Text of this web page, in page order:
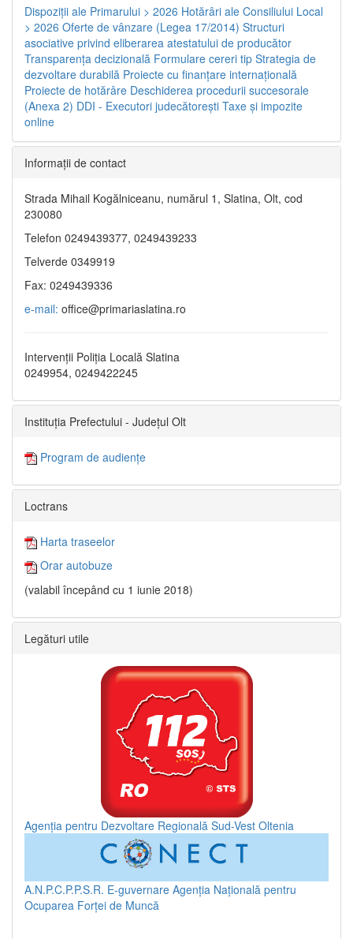
Dispoziţii ale Primarului > 2026 Hotărâri ale Consiliului Local
> 2026 Oferte de vânzare (Legea 17/2014) Structuri
asociative privind eliberarea atestatului de producător
Transparenţa decizională Formulare cereri tip Strategia de
dezvoltare durabilă Proiecte cu finanţare internaţională
Proiecte de hotărâre Deschiderea procedurii succesorale
(Anexa 2) DDI - Executori judecătorești Taxe şi impozite
online
Informaţii de contact
Strada Mihail Kogălniceanu, numărul 1, Slatina, Olt, cod
230080
Telefon 0249439377, 0249439233
Telverde 0349919
Fax: 0249439336
e-mail: office@primariaslatina.ro
Intervenții Poliția Locală Slatina
0249954, 0249422245
Instituția Prefectului - Județul Olt
Program de audiențe
Loctrans
Harta traseelor
Orar autobuze
(valabil începând cu 1 iunie 2018)
Legături utile
Agenția pentru Dezvoltare Regională Sud-Vest Oltenia
A.N.P.C.P.P.S.R. E-guvernare Agenția Națională pentru
Ocuparea Forței de Muncă